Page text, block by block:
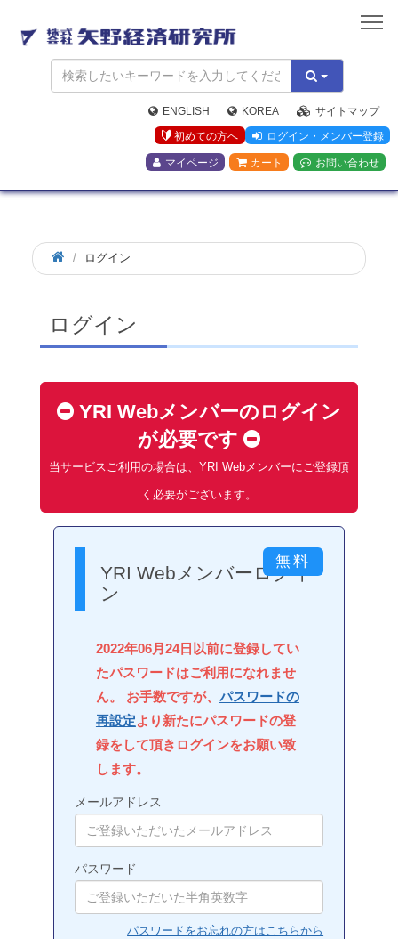
矢
野
経
済
研
究
所
ENGLISH KOREA
サイトマップ
初めての方へ
ログイン・メンバー登録
マイページ カート お問い合わせ
ログイン
ログイン
YRI Webメンバーのログイン
が必要です
当サービスご利用の場合は、YRI Webメンバーにご登録頂
く必要がございます。
YRI Webメンバーログイ
ン
2022年06月24日以前に登録してい
たパスワードはご利用になれませ
ん。 お手数ですが、 パスワードの
再設定より新たにパスワードの登
録をして頂きログインをお願い致
します。
メールアドレス
パスワード
パスワードをお忘れの方はこちらから